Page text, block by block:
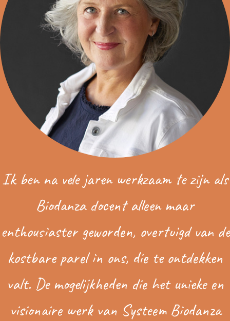
Ik ben na vele jaren werkzaam te zijn als
Biodanza docent alleen maar
enthousiaster geworden, overtuigd van de
kostbare parel in ons, die te ontdekken
valt. De mogelijkheden die het unieke en
visionaire werk van Systeem Biodanza